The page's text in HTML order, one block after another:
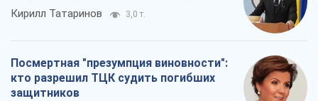
Кирилл Татаринов 3,0 т.
Посмертная "презумпция виновности":
кто разрешил ТЦК судить погибших
защитников